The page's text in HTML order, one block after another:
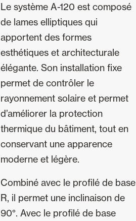
Le système A-120 est composé
de lames elliptiques qui
apportent des formes
esthétiques et architecturale
élégante. Son installation fixe
permet de contrôler le
rayonnement solaire et permet
d’améliorer la protection
thermique du bâtiment, tout en
conservant une apparence
moderne et légère.
Combiné avec le profilé de base
R, il permet une inclinaison de
90°. Avec le profilé de base